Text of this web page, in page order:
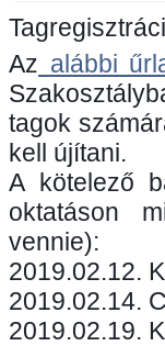
Az alábbi
tagok
kell újítani.
​A kötelező
oktatáson
vennie):
​2019.02.12.
2019.02.14.
2019.02.19.